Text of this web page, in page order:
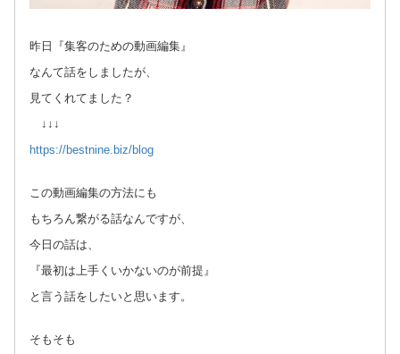
昨日『集客のための動画編集』
なんて話をしましたが、
見てくれてました？
↓↓↓
https://bestnine.biz/blog
この動画編集の方法にも
もちろん繋がる話なんですが、
今日の話は、
『最初は上手くいかないのが前提』
と言う話をしたいと思います。
そもそも